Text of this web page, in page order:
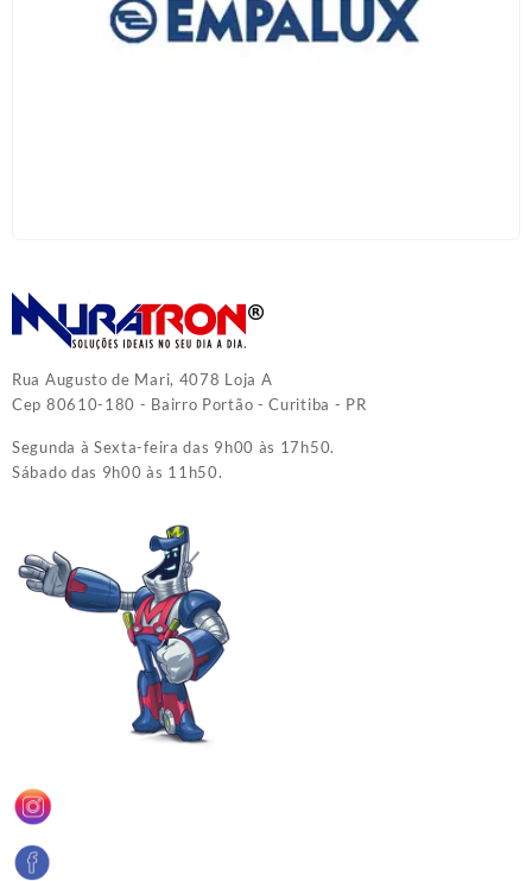
Rua Augusto de Mari, 4078 Loja A
Cep 80610-180 - Bairro Portão - Curitiba - PR
Segunda à Sexta-feira das 9h00 às 17h50.
Sábado das 9h00 às 11h50.